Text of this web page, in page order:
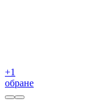
+1
обране